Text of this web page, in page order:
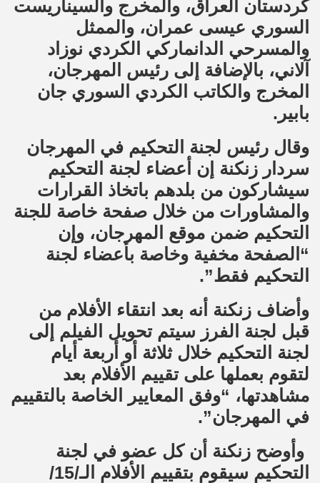
كردستان العراق، والمخرج والسيناريست
السوري عيسى عمران، والممثل
والمسرحي الدانماركي الكردي نوزاد
آلاني، بالإضافة إلى رئيس المهرجان،
المخرج والكاتب الكردي السوري جان
بابير.
وقال رئيس لجنة التحكيم في المهرجان
سردار زنكنة إن أعضاء لجنة التحكيم
سيشاركون من بلدهم باتخاذ القرارات
والمشاورات من خلال صفحة خاصة للجنة
التحكيم ضمن موقع المهرجان، وإن
“الصفحة مخفية وخاصة بأعضاء لجنة
التحكيم فقط”.
وأضاف زنكنة أنه بعد انتقاء الأفلام من
قبل لجنة الفرز سيتم تحويل الفيلم إلى
لجنة التحكيم خلال ثلاثة أو أربعة أيام
لتقوم بعملها على تقييم الأفلام بعد
مشاهدتها، “وفق المعايير الخاصة بالتقييم
في المهرجان”.
وأوضح زنكنة أن كل عضو في لجنة
التحكيم سيقوم بتقييم الأفلام الـ/15/